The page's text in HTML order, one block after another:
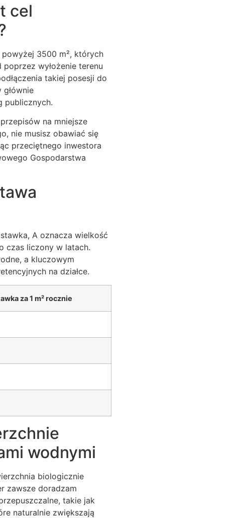
cel
powyżej 3500 m², których
poprzez wyłożenie terenu
takiej posesji do
publicznych.
na mniejsze
nie musisz obawiać się
przeciętnego inwestora
Gospodarstwa
A oznacza wielkość
czas liczony w latach.
a kluczowym
na działce.
za 1 m² rocznie
wodnymi
biologicznie
zawsze doradzam
takie jak
naturalnie zwiększają